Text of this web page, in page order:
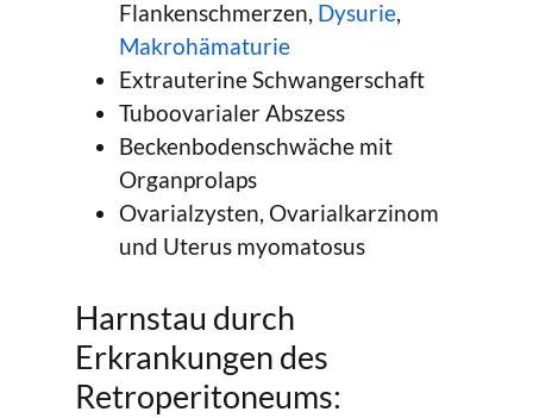
Flankenschmerzen, Dysurie,
Makrohämaturie
Extrauterine Schwangerschaft
Tuboovarialer Abszess
Beckenbodenschwäche mit
Organprolaps
Ovarialzysten, Ovarialkarzinom
und Uterus myomatosus
Harnstau durch
Erkrankungen des
Retroperitoneums: